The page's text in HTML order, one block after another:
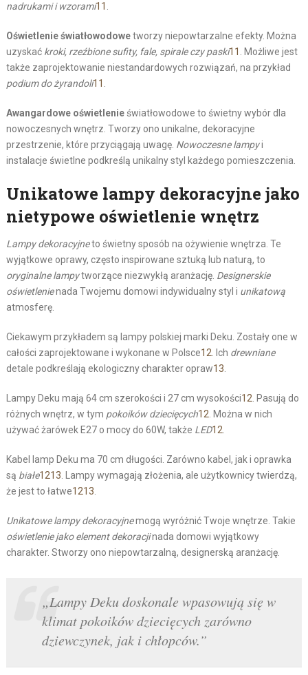
nadrukami i wzorami11 .
Oświetlenie światłowodowetworzy niepowtarzalne efekty. Można
uzyskać kroki, rzeźbione sufity, fale, spirale czy paski11 . Możliwe jest
także zaprojektowanie niestandardowych rozwiązań, na przykład
podium do żyrandoli11 .
Awangardowe oświetlenieświatłowodowe to świetny wybór dla
nowoczesnych wnętrz. Tworzy ono unikalne, dekoracyjne
przestrzenie, które przyciągają uwagę. Nowoczesne lampyi
instalacje świetlne podkreślą unikalny styl każdego pomieszczenia.
Unikatowe lampy dekoracyjne jako
nietypowe oświetlenie wnętrz
Lampy dekoracyjneto świetny sposób na ożywienie wnętrza. Te
wyjątkowe oprawy, często inspirowane sztuką lub naturą, to
oryginalne lampytworzące niezwykłą aranżację. Designerskie
oświetlenienada Twojemu domowi indywidualny styl i unikatową
atmosferę.
Ciekawym przykładem są lampy polskiej marki Deku. Zostały one w
całości zaprojektowane i wykonane w Polsce12. Ich drewniane
detale podkreślają ekologiczny charakter opraw13.
Lampy Deku mają 64 cm szerokości i 27 cm wysokości12. Pasują do
różnych wnętrz, w tym pokoików dziecięcych12. Można w nich
używać żarówek E27 o mocy do 60W, także LED12.
Kabel lamp Deku ma 70 cm długości. Zarówno kabel, jak i oprawka
są białe1213. Lampy wymagają złożenia, ale użytkownicy twierdzą,
że jest to łatwe1213.
Unikatowe lampy dekoracyjnemogą wyróżnić Twoje wnętrze. Takie
oświetlenie jako element dekoracjinada domowi wyjątkowy
charakter. Stworzy ono niepowtarzalną, designerską aranżację.
„Lampy Deku doskonale wpasowują się w
klimat pokoików dziecięcych zarówno
dziewczynek, jak i chłopców.”